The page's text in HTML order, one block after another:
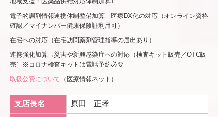
電子的調剤情報連携体制整備加算 医療DX化の対応（オンライン資格
確認／マイナンバー健康保険証利用可）
在宅への対応（在宅訪問薬剤管理指導の届出あり）
連携強化加算→災害や新興感染症への対応（検査キット販売／OTC販
売）※コロナ検査キットは電話予約必要
取扱公費について （医療情報ネット）
支店長名 原田 正孝